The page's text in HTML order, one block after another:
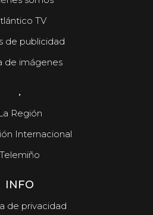
TV
de publicidad
de imágenes
.
Región
Internacional
Telemiño
INFO
de privacidad